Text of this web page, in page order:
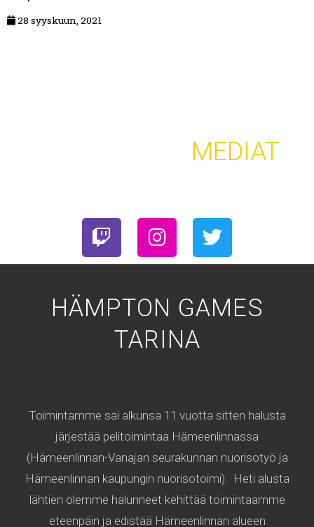
28 syyskuun, 2021
MEDIAT
T
w
i
c
I
n
s
a
g
r
T
w
i
t
HÄMPTON GAMES
TARINA
Toimintamme sai alkunsa 11 vuotta sitten halusta
järjestää pelitoimintaa Hämeenlinnassa
(Hämeenlinnan-Vanajan seurakunnan nuorisotyö ja
Hämeenlinnan kaupungin nuorisotoimi). Heti alusta
lähtien olemme halunneet kehittää toimintaamme
eteenpäin ja edistää Hämeenlinnan alueen